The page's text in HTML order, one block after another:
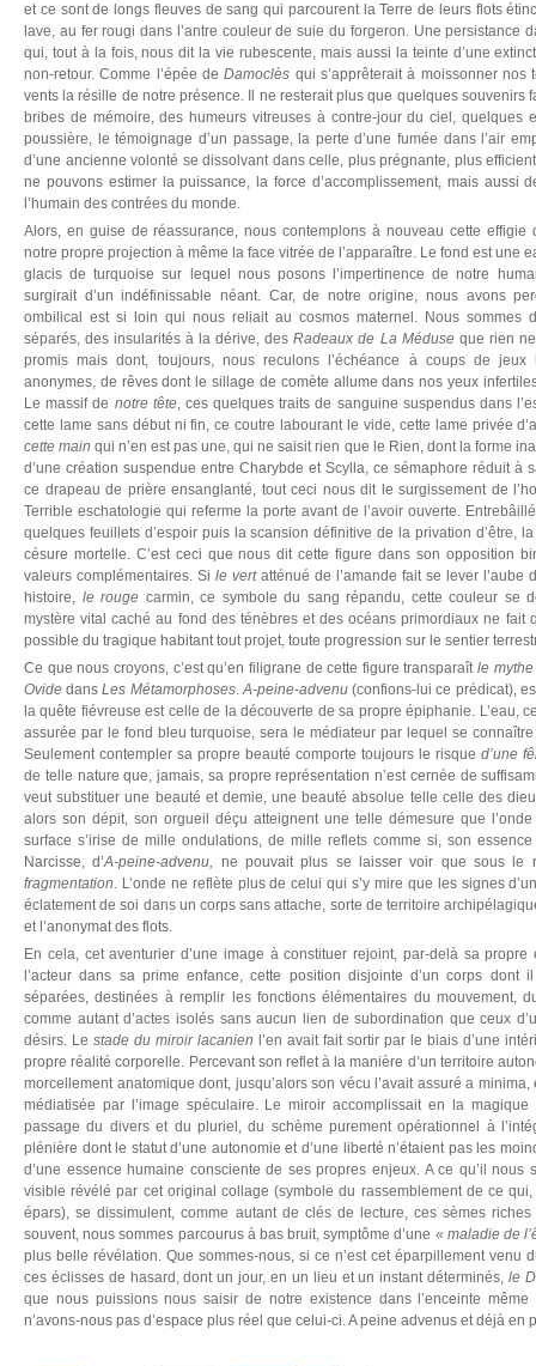
et ce sont de longs fleuves de sang qui parcourent la Terre de leurs flots
lave, au fer rougi dans l’antre couleur de suie du forgeron. Une persistance
qui, tout à la fois, nous dit la vie rubescente, mais aussi la teinte d’une
non-retour. Comme l’épée deDamoclès qui s’apprêterait à moissonner
vents la résille de notre présence. Il ne resterait plus que quelques souvenirs
bribes de mémoire, des humeurs vitreuses à contre-jour du ciel, quelques
poussière, le témoignage d’un passage, la perte d’une fumée dans l’air
d’une ancienne volonté se dissolvant dans celle, plus prégnante, plus
ne pouvons estimer la puissance, la force d’accomplissement, mais aussi
l’humain des contrées du monde.
Alors, en guise de réassurance, nous contemplons à nouveau cette effigie
notre propre projection à même la face vitrée de l’apparaître. Le fond est une
glacis de turquoise sur lequel nous posons l’impertinence de notre
surgirait d’un indéfinissable néant. Car, de notre origine, nous avons
ombilical est si loin qui nous reliait au cosmos maternel. Nous sommes
séparés, des insularités à la dérive, desRadeaux de La Méduseque rien ne
promis mais dont, toujours, nous reculons l’échéance à coups de jeux
anonymes, de rêves dont le sillage de comète allume dans nos yeux
Le massif de notre tête, ces quelques traits de sanguine suspendus dans
cette lame sans début ni fin, ce coutre labourant le vide, cette lame privée
cette main qui n’en est pas une, qui ne saisit rien que le Rien, dont la forme
d’une création suspendue entre Charybde et Scylla, ce sémaphore réduit à
ce drapeau de prière ensanglanté, tout ceci nous dit le surgissement de
Terrible eschatologie qui referme la porte avant de l’avoir ouverte.
quelques feuillets d’espoir puis la scansion définitive de la privation d’être,
césure mortelle. C’est ceci que nous dit cette figure dans son opposition
valeurs complémentaires. Si le vertatténué de l’amande fait se lever l’aube
histoire, le rouge carmin, ce symbole du sang répandu, cette couleur se
mystère vital caché au fond des ténèbres et des océans primordiaux ne fait
possible du tragique habitant tout projet, toute progression sur le sentier
Ce que nous croyons, c’est qu’en filigrane de cette figure transparaîtle
Ovide dansLes Métamorphoses.A-peine-advenu(confions-lui ce prédicat),
la quête fiévreuse est celle de la découverte de sa propre épiphanie. L’eau,
assurée par le fond bleu turquoise, sera le médiateur par lequel se
Seulement contempler sa propre beauté comporte toujours le risque d’une
de telle nature que, jamais, sa propre représentation n’est cernée de
veut substituer une beauté et demie, une beauté absolue telle celle des
alors son dépit, son orgueil déçu atteignent une telle démesure que
surface s’irise de mille ondulations, de mille reflets comme si, son
Narcisse, d’A-peine-advenu, ne pouvait plus se laisser voir que sous le
fragmentation. L’onde ne reflète plus de celui qui s’y mire que les signes
éclatement de soi dans un corps sans attache, sorte de territoire
et l’anonymat des flots.
En cela, cet aventurier d’une image à constituer rejoint, par-delà sa
l’acteur dans sa prime enfance, cette position disjointe d’un corps dont
séparées, destinées à remplir les fonctions élémentaires du mouvement,
comme autant d’actes isolés sans aucun lien de subordination que ceux
désirs. Le stade du miroir lacanien l’en avait fait sortir par le biais d’une
propre réalité corporelle. Percevant son reflet à la manière d’un territoire
morcellement anatomique dont, jusqu’alors son vécu l’avait assuré a
médiatisée par l’image spéculaire. Le miroir accomplissait en la magique
passage du divers et du pluriel, du schème purement opérationnel à
plénière dont le statut d’une autonomie et d’une liberté n’étaient pas les
d’une essence humaine consciente de ses propres enjeux. A ce qu’il nous
visible révélé par cet original collage (symbole du rassemblement de ce
épars), se dissimulent, comme autant de clés de lecture, ces sèmes
souvent, nous sommes parcourus à bas bruit, symptôme d’une « maladie de
plus belle révélation. Que sommes-nous, si ce n’est cet éparpillement venu
ces éclisses de hasard, dont un jour, en un lieu et un instant déterminés, le
que nous puissions nous saisir de notre existence dans l’enceinte
n’avons-nous pas d’espace plus réel que celui-ci. A peine advenus et déjà en